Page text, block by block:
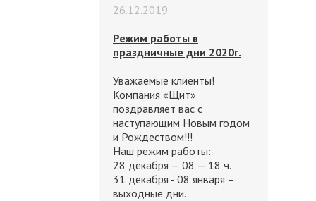
26.12.2019
Режим работы в
праздничные дни 2020г.
Уважаемые клиенты!
Компания «Щит»
поздравляет вас с
наступающим Новым годом
и Рождеством!!!
Наш режим работы:
28 декабря — 08 — 18 ч.
31 декабря - 08 января –
выходные дни.